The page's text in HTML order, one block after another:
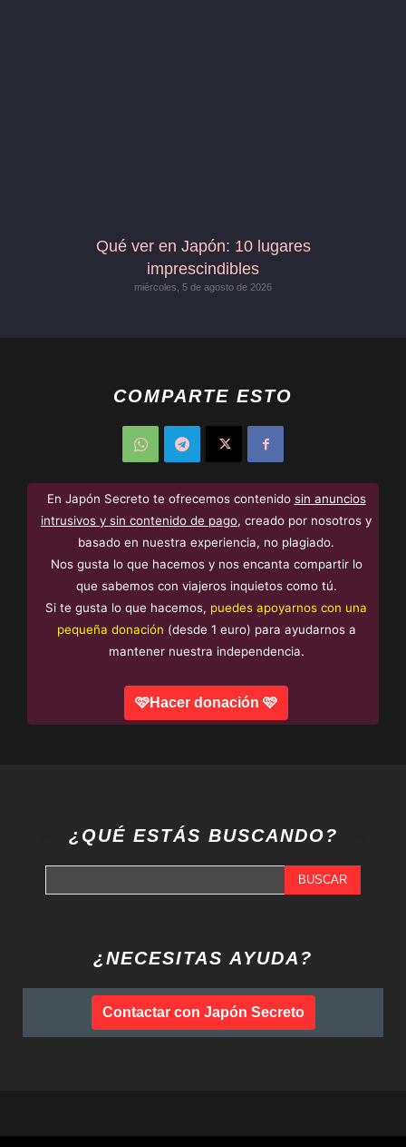
Qué ver en Japón: 10 lugares
imprescindibles
miércoles, 5 de agosto de 2026
COMPARTE ESTO
En Japón Secreto te ofrecemos contenido sin anuncios
intrusivos y sin contenido de pago, creado por nosotros y
basado en nuestra experiencia, no plagiado.
Nos gusta lo que hacemos y nos encanta compartir lo
que sabemos con viajeros inquietos como tú.
Si te gusta lo que hacemos, puedes apoyarnos con una
pequeña donación (desde 1 euro) para ayudarnos a
mantener nuestra independencia.
🩷Hacer donación 🩷
¿QUÉ ESTÁS BUSCANDO?
BUSCAR
¿NECESITAS AYUDA?
Contactar con Japón Secreto